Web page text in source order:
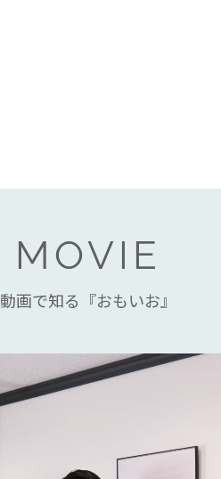
MOVIE
動画で知る『おもいお』